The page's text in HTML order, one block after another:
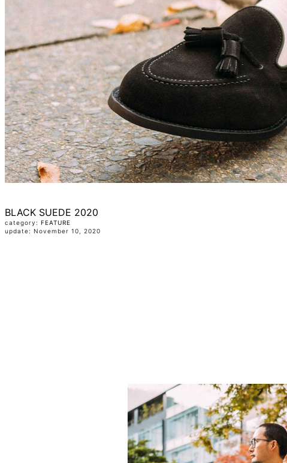
BLACK SUEDE 2020
category: FEATURE
update: November 10, 2020